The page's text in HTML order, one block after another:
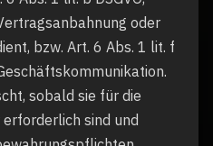
oder
bzw. Art. 6 Abs. 1 lit. f
sobald sie für die
sind und